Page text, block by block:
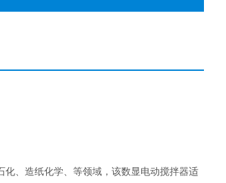
、造纸化学、等领域，该数显电动搅拌器适